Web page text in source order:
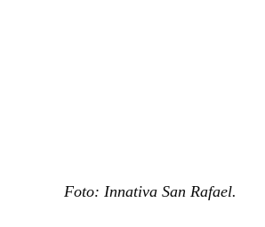
Foto: Innativa San Rafael.